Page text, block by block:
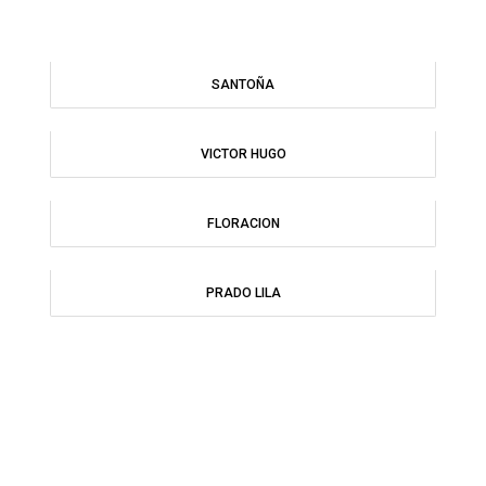
SANTOÑA
VICTOR HUGO
FLORACION
PRADO LILA